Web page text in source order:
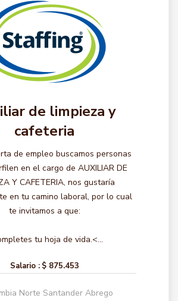
de limpieza y
cafeteria
de empleo buscamos personas
en el cargo de AUXILIAR DE
Y CAFETERIA, nos gustaría
en tu camino laboral, por lo cual
te invitamos a que:
tu hoja de vida.<...
Salario : $ 875.453
Norte Santander Abrego